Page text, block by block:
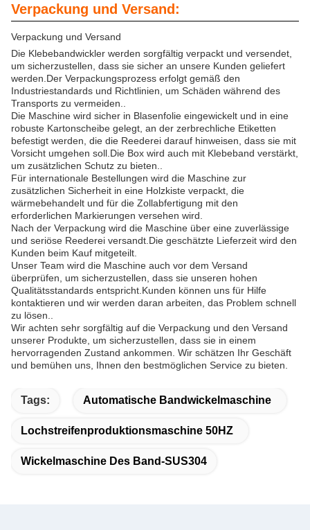
Verpackung und Versand:
Verpackung und Versand
Die Klebebandwickler werden sorgfältig verpackt und versendet,
um sicherzustellen, dass sie sicher an unsere Kunden geliefert
werden.Der Verpackungsprozess erfolgt gemäß den
Industriestandards und Richtlinien, um Schäden während des
Transports zu vermeiden..
Die Maschine wird sicher in Blasenfolie eingewickelt und in eine
robuste Kartonscheibe gelegt, an der zerbrechliche Etiketten
befestigt werden, die die Reederei darauf hinweisen, dass sie mit
Vorsicht umgehen soll.Die Box wird auch mit Klebeband verstärkt,
um zusätzlichen Schutz zu bieten..
Für internationale Bestellungen wird die Maschine zur
zusätzlichen Sicherheit in eine Holzkiste verpackt, die
wärmebehandelt und für die Zollabfertigung mit den
erforderlichen Markierungen versehen wird.
Nach der Verpackung wird die Maschine über eine zuverlässige
und seriöse Reederei versandt.Die geschätzte Lieferzeit wird den
Kunden beim Kauf mitgeteilt.
Unser Team wird die Maschine auch vor dem Versand
überprüfen, um sicherzustellen, dass sie unseren hohen
Qualitätsstandards entspricht.Kunden können uns für Hilfe
kontaktieren und wir werden daran arbeiten, das Problem schnell
zu lösen..
Wir achten sehr sorgfältig auf die Verpackung und den Versand
unserer Produkte, um sicherzustellen, dass sie in einem
hervorragenden Zustand ankommen. Wir schätzen Ihr Geschäft
und bemühen uns, Ihnen den bestmöglichen Service zu bieten.
Tags: Automatische Bandwickelmaschine
Lochstreifenproduktionsmaschine 50HZ
Wickelmaschine Des Band-SUS304